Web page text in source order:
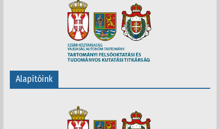
Alapítóink